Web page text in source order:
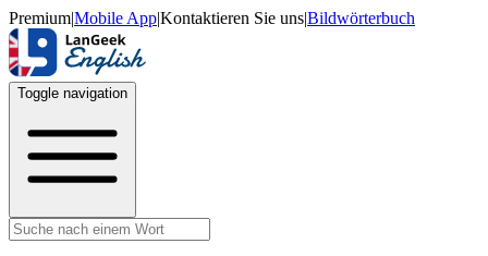
Premium|Mobile App|Kontaktieren Sie uns|Bildwörterbuch
Toggle navigation